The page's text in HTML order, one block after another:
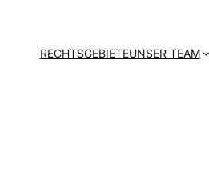
RECHTSGEBIETEUNSER TEAM